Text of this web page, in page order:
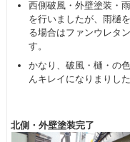
西側破風・外壁塗装・
を行いましたが、雨樋
る場合はファンウレタ
す。
かなり、破風・樋・の
んキレイになりまりした
北側・外壁塗装完了